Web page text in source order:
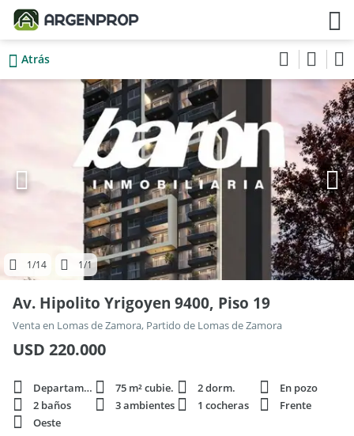
Atrás
1/14 1/1
Av. Hipolito Yrigoyen 9400, Piso 19
Venta en Lomas de Zamora, Partido de Lomas de Zamora
USD 220.000
Departamento 75 m² cubie. 2 dorm.
En pozo
2 baños
3 ambientes 1 cocheras
Frente
Oeste